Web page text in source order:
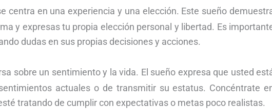
centra en una experiencia y una elección. Este sueño
y expresas tu propia elección personal y libertad. Es
dudas en sus propias decisiones y acciones.
sobre un sentimiento y la vida. El sueño expresa que usted
actuales o de transmitir su estatus. Concéntrate
tratando de cumplir con expectativas o metas poco realistas.